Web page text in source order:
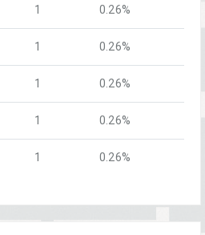
1 0.26%
1 0.26%
1 0.26%
1 0.26%
1 0.26%